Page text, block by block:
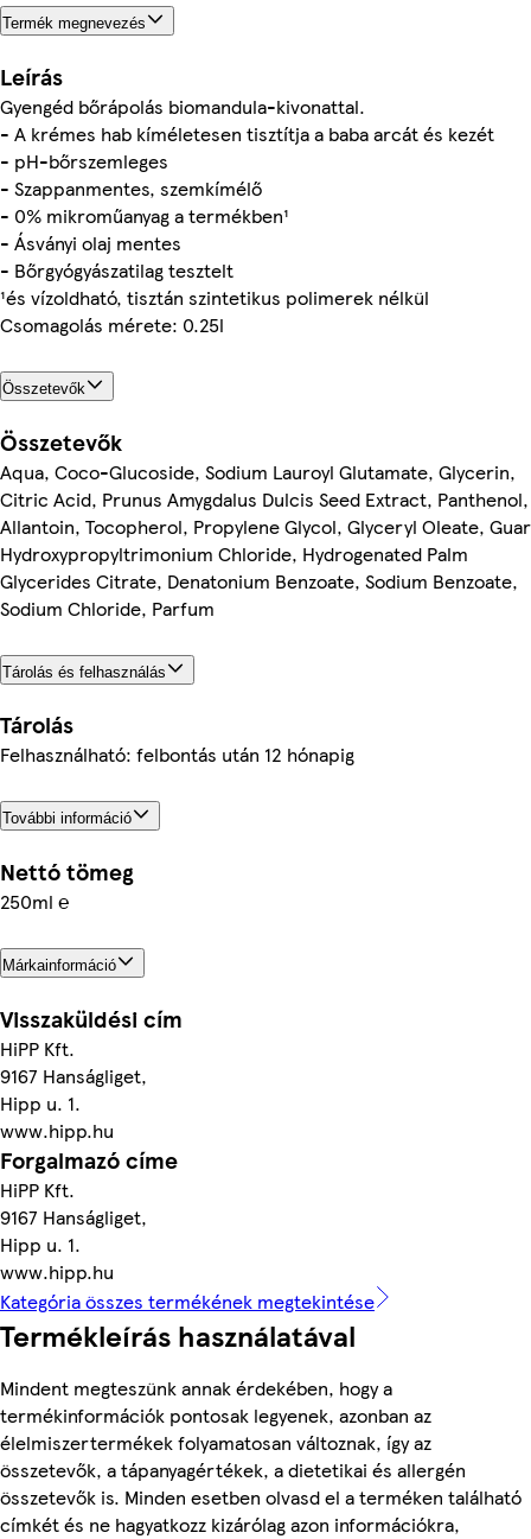
Termék megnevezés
Leírás
Gyengéd bőrápolás biomandula-kivonattal.
- A krémes hab kíméletesen tisztítja a baba arcát és kezét
- pH-bőrszemleges
- Szappanmentes, szemkímélő
- 0% mikroműanyag a termékben¹
- Ásványi olaj mentes
- Bőrgyógyászatilag tesztelt
¹és vízoldható, tisztán szintetikus polimerek nélkül
Csomagolás mérete: 0.25l
Összetevők
Összetevők
Aqua, Coco-Glucoside, Sodium Lauroyl Glutamate, Glycerin,
Citric Acid, Prunus Amygdalus Dulcis Seed Extract, Panthenol,
Allantoin, Tocopherol, Propylene Glycol, Glyceryl Oleate, Guar
Hydroxypropyltrimonium Chloride, Hydrogenated Palm
Glycerides Citrate, Denatonium Benzoate, Sodium Benzoate,
Sodium Chloride, Parfum
Tárolás és felhasználás
Tárolás
Felhasználható: felbontás után 12 hónapig
További információ
Nettó tömeg
250ml ℮
Márkainformáció
Visszaküldési cím
HiPP Kft.
9167 Hanságliget,
Hipp u. 1.
www.hipp.hu
Forgalmazó címe
HiPP Kft.
9167 Hanságliget,
Hipp u. 1.
www.hipp.hu
Kategória összes termékének megtekintése
Termékleírás használatával
Mindent megteszünk annak érdekében, hogy a
termékinformációk pontosak legyenek, azonban az
élelmiszertermékek folyamatosan változnak, így az
összetevők, a tápanyagértékek, a dietetikai és allergén
összetevők is. Minden esetben olvasd el a terméken található
címkét és ne hagyatkozz kizárólag azon információkra,